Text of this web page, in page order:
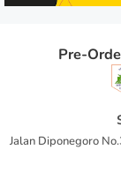
Pre-
Jalan Diponegoro